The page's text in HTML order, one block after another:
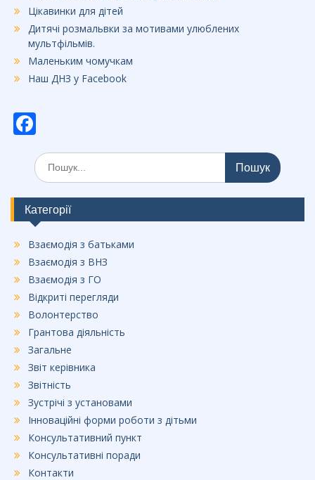
Цікавинки для дітей
Дитячі розмальвки за мотивами улюблених
мультфільмів.
Маленьким чомучкам
Наш ДНЗ у Facebook
ac
e
b
o
o
k
Шукати:
Категорії
Взаємодія з батьками
Взаємодія з ВНЗ
Взаємодія з ГО
Відкриті перегляди
Волонтерство
Грантова діяльність
Загальне
Звіт керівника
Звітність
Зустрічі з установами
Інноваційні форми роботи з дітьми
Консультативний пункт
Консультативні поради
Контакти